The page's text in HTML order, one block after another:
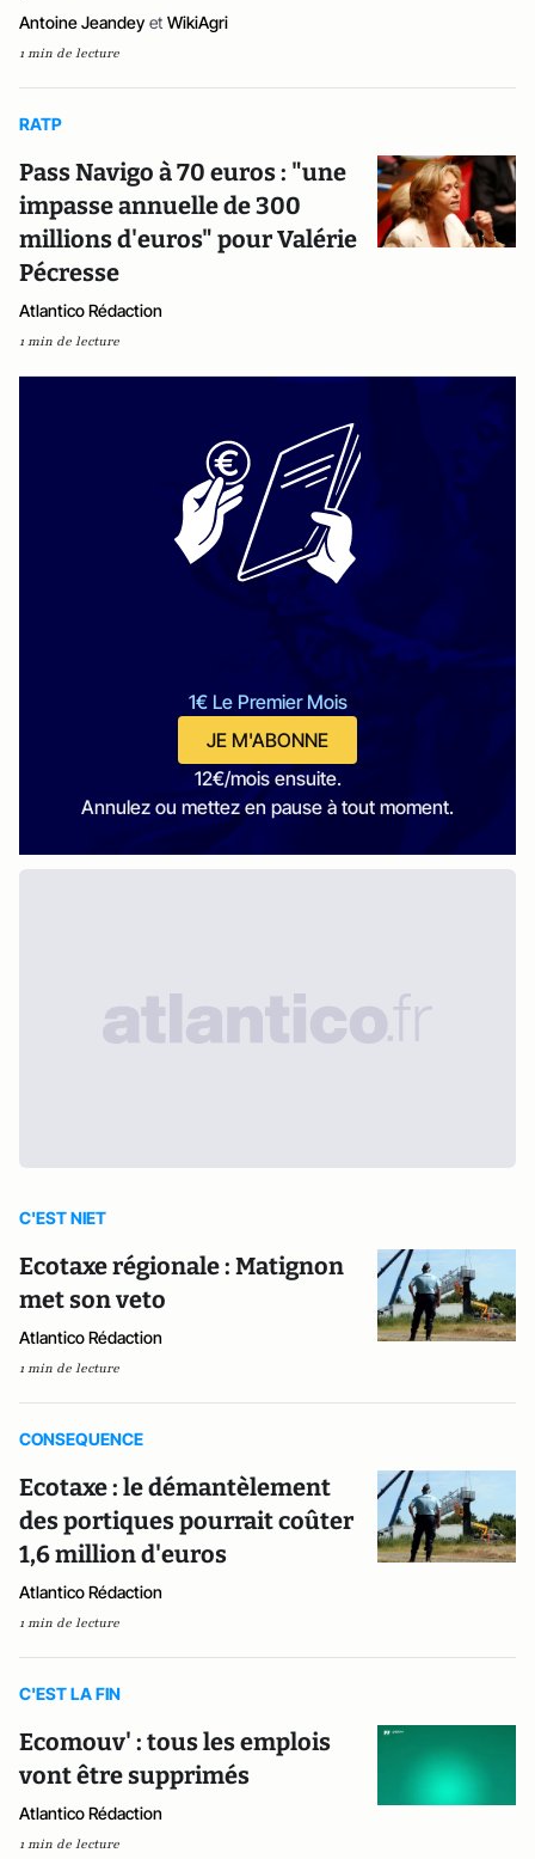
Antoine Jeandey et WikiAgri
1 min de lecture
RATP
Pass Navigo à 70 euros : "une
impasse annuelle de 300
millions d'euros" pour Valérie
Pécresse
Atlantico Rédaction
1 min de lecture
1€ Le Premier Mois
JE M'ABONNE
12€/mois ensuite.
Annulez ou mettez en pause à tout moment.
C'EST NIET
Ecotaxe régionale : Matignon
met son veto
Atlantico Rédaction
1 min de lecture
CONSEQUENCE
Ecotaxe : le démantèlement
des portiques pourrait coûter
1,6 million d'euros
Atlantico Rédaction
1 min de lecture
C'EST LA FIN
Ecomouv' : tous les emplois
vont être supprimés
Atlantico Rédaction
1 min de lecture